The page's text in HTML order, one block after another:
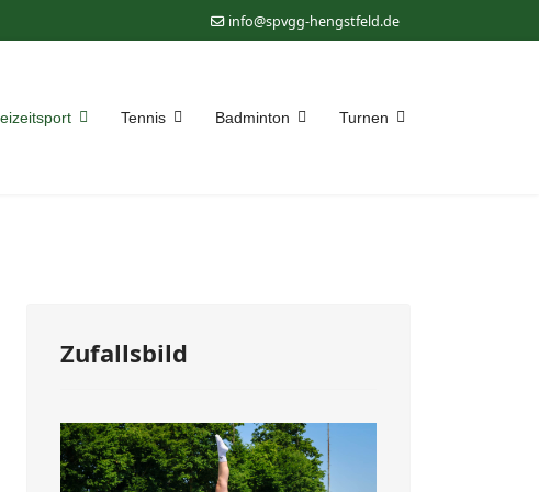
info@spvgg-hengstfeld.de
Tennis Badminton Turnen
Zufallsbild